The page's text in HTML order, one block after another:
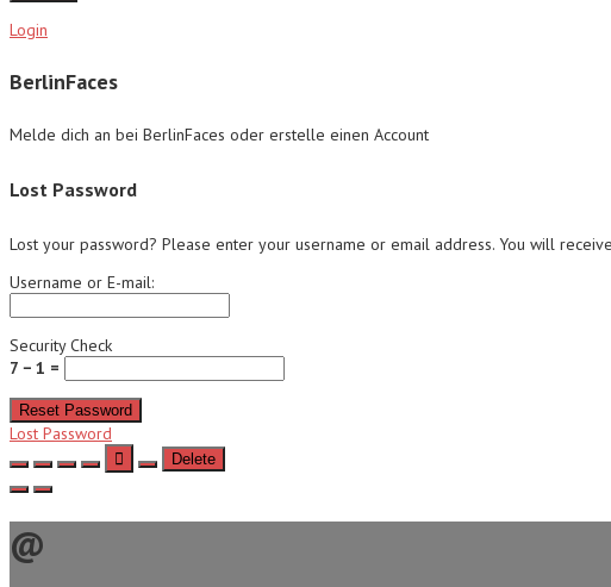
Login
BerlinFaces
Melde dich an bei BerlinFaces oder erstelle einen Account
Lost Password
Lost your password? Please enter your username or email address. You will
Username or E-mail:
Security Check
7 − 1 =
Reset Password
Lost Password
Delete
@